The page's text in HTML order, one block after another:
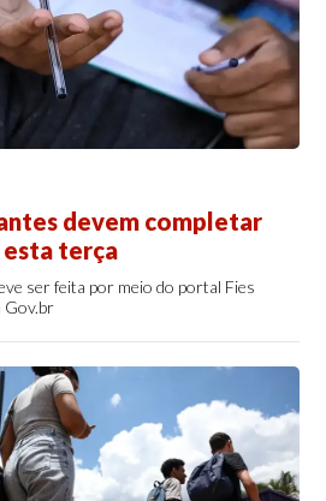
devem completar
terça
ser feita por meio do portal Fies
Gov.br